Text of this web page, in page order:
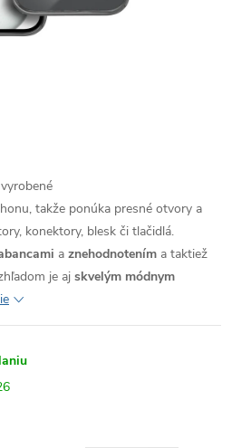
takže ponúka presné otvory a
konektory, blesk či tlačidlá.
a znehodnotením a taktiež
je aj skvelým módnym